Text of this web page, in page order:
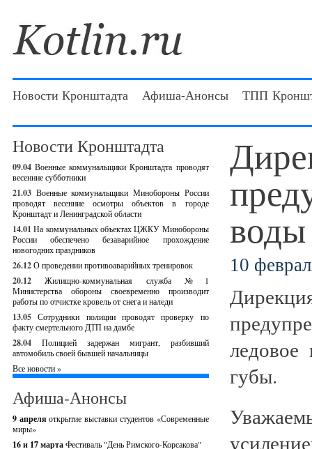
Новости Кронштадта Афиша-Анонсы ТПП
Новости Кронштадта
09.04 Военные коммунальщики Кронштадта проводят
весенние субботники
21.03 Военные коммунальщики Минобороны России
проводят весенние осмотры объектов в городе
Кронштадт и Ленинградской области
14.01 На коммунальных объектах ЦЖКУ Минобороны
России обеспечено безаварийное прохождение
новогодних праздников
26.12О проведении противоаварийных тренировок
20.12
Жилищно-коммунальная служба №1
Министерства обороны своевременно производит
работы по отчистке кровель от снега и наледи
13.05 Сотрудники полиции проводят проверку по
факту смертельного ДТП на дамбе
28.04
Полицией задержан мигрант, разбивший
автомобиль своей бывшей начальницы
Все новости »
Афиша-Анонсы
9 апреляоткрытие выставки студентов «Современные
миры»
16 и 17 мартаФестиваль "День Римского-Корсакова"
воды
10
губы.